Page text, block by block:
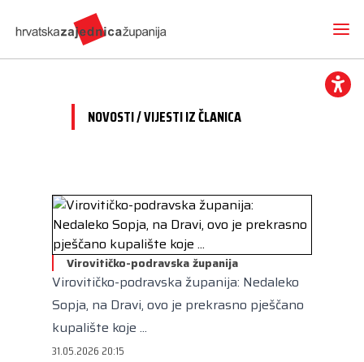
Novosti
Hrvatska zajednica županija
Vijesti iz članica
O nama
Dokumenti
Imenovanja
Predsjednik
Potpredsjednik
Članice
Radne skupine
Mediji
Projekti
Otvoreni proračun
Volim svoju županiju
Kuharica
Međunarodna suradnja
CEMR
Europski projekti
Kontakt
NOVOSTI / VIJESTI IZ ČLANICA
Virovitičko-podravska županija
Virovitičko-podravska županija: Nedaleko
Sopja, na Dravi, ovo je prekrasno pješčano
kupalište koje ...
31.05.2026 20:15